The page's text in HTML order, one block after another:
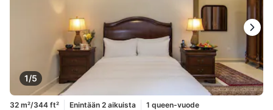
1/5
32 m²/344 ft² Enintään 2 aikuista
1 queen-vuode